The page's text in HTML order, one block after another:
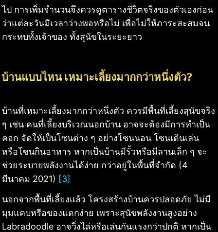
ไป การเพิ่มจำนวนจึงควรดูตารางชีวิตจริงของตัวเองก่อน
ว่าแต่ละวันมีเวลาว่างพอหรือไม่ เพื่อไม่ให้ภาระสะสมจน
กระทบทั้งเจ้าของ ทั้งสุนัขในระยะยาว
บ้านแบบไหน เหมาะเลี้ยงมากกว่าหนึ่งตัว?
บ้านที่เหมาะเลี้ยงมากกว่าหนึ่งตัว ควรมีพื้นที่เลี้ยงสุนัขจริง
ๆ เช่น คนที่เลี้ยงบริเวณนอกบ้าน อาจจะต้องมีการทำเป็น
คอก จัดให้เป็นโซนต่าง ๆ อย่างโซนนอน โซนเดินเล่น
หรือโซนกินอาหาร หากเป็นบ้านมีรั้วหรือมีลานเล็ก ๆ จะ
ช่วยระบายพลังงานได้ง่าย กว่าอยู่ในพื้นที่จำกัด (4
มีนาคม 2021) [3]
นอกจากพื้นที่เลี้ยงแล้ว โครงสร้างบ้านควรปลอดภัย ไม่มี
มุมแคบหรือของแตกง่าย เพราะสุนัขพลังงานสูงอย่าง
Labradoodle อาจวิ่งไล่หรือเล่นกันแรงกว่าปกติ หากเป็น